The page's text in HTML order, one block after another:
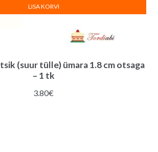
(suur tülle) ümara 1.8 cm otsaga
– 1 tk
3.80€
LISA KORVI